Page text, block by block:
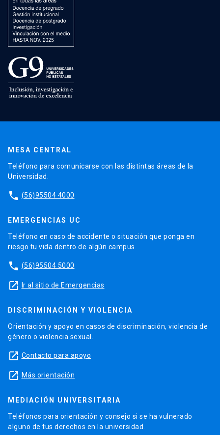
MESA CENTRAL
Teléfono para comunicarse con las distintas áreas de la
Universidad.
phone (56)95504 4000
EMERGENCIAS UC
Teléfono en caso de accidente o situación que ponga en
riesgo tu vida dentro de algún campus.
phone (56)95504 5000
launch Ir al sitio de Emergencias
DISCRIMINACIÓN Y VIOLENCIA
Orientación y apoyo en casos de discriminación, violencia de
género o violencia sexual.
launch Contacto para apoyo
launch Más orientación
MEDIACIÓN UNIVERSITARIA
Teléfonos para orientación y consejo si se ha vulnerado
alguno de tus derechos en la universidad.